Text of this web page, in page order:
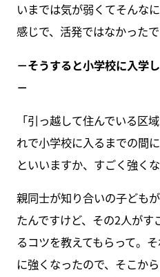
いまでは気が弱くてそんな
感じで、活発ではなかったで
－そうすると小学校に入学
－
「引っ越して住んでいる区
れで小学校に入るまでの間
といいますか、すごく強く
親同士が知り合いの子ども
たんですけど、その2人がす
るコツを教えてもらって。
に強くなったので、そこか